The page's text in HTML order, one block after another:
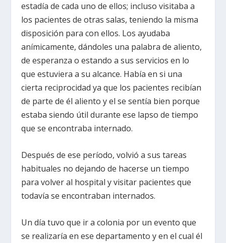
estadía de cada uno de ellos; incluso visitaba a
los pacientes de otras salas, teniendo la misma
disposición para con ellos. Los ayudaba
anímicamente, dándoles una palabra de aliento,
de esperanza o estando a sus servicios en lo
que estuviera a su alcance. Había en si una
cierta reciprocidad ya que los pacientes recibían
de parte de él aliento y el se sentía bien porque
estaba siendo útil durante ese lapso de tiempo
que se encontraba internado.
Después de ese período, volvió a sus tareas
habituales no dejando de hacerse un tiempo
para volver al hospital y visitar pacientes que
todavía se encontraban internados.
Un día tuvo que ir a colonia por un evento que
se realizaría en ese departamento y en el cual él